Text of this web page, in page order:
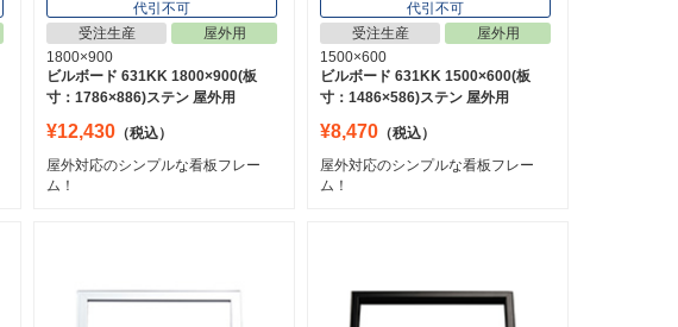
代引不可
受注生産
屋外用
1800×900
ビルボード 631KK 1800×900(板
寸：1786×886)ステン 屋外用
¥12,430 （税込）
屋外対応のシンプルな看板フレー
ム！
代引不可
受注生産
屋外用
1500×600
ビルボード 631KK 1500×600(板
寸：1486×586)ステン 屋外用
¥8,470 （税込）
屋外対応のシンプルな看板フレー
ム！